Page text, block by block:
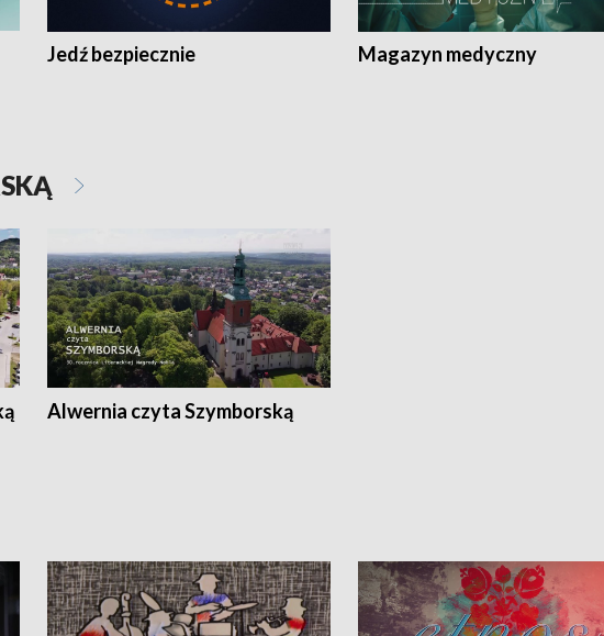
Jedź bezpiecznie Magazyn medyczny
Alwernia czyta Szymborską